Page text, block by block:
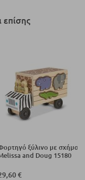
επίσης
ξύλινο με
and Doug 15180
€